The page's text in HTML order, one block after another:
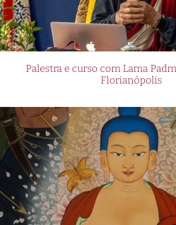
Palestra e curso com Lama
Florianópolis